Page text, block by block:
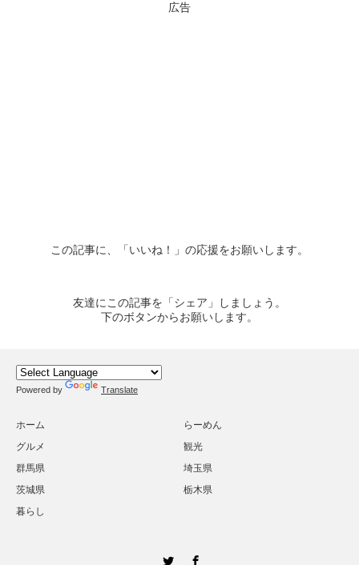
広告
この記事に、「いいね！」の応援をお願いします。
友達にこの記事を「シェア」しましょう。
下のボタンからお願いします。
Powered by Translate
ホーム
らーめん
グルメ
観光
群馬県
埼玉県
茨城県
栃木県
暮らし